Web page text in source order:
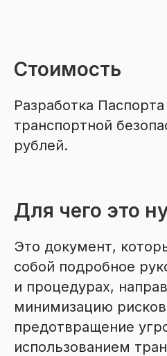
Стоимость
Разработка
транспортной
рублей.
Для чего это
Это документ,
собой подробное
и процедурах,
минимизацию
предотвращение
использованием